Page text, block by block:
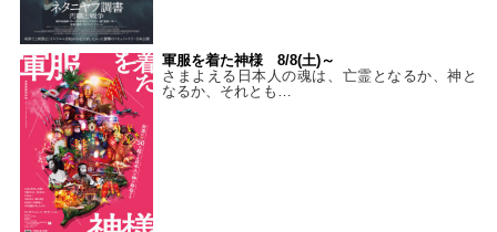
軍服を着た神様 8/8(土)～
さまよえる日本人の魂は、亡霊となるか、神と
なるか、それとも…